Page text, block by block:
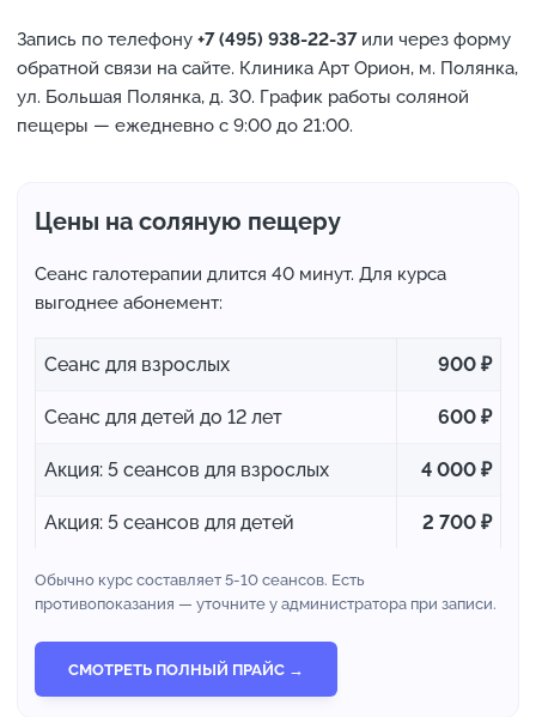
Запись по телефону +7 (495) 938-22-37или через форму
обратной связи на сайте. Клиника Арт Орион, м. Полянка,
ул. Большая Полянка, д. 30. График работы соляной
пещеры — ежедневно с 9:00 до 21:00.
Цены на соляную пещеру
Сеанс галотерапии длится 40 минут. Для курса
выгоднее абонемент:
Сеанс для взрослых 900 ₽
Сеанс для детей до 12 лет 600 ₽
Акция: 5 сеансов для взрослых 4 000 ₽
Акция: 5 сеансов для детей 2 700 ₽
Обычно курс составляет 5-10 сеансов. Есть
противопоказания — уточните у администратора при записи.
СМОТРЕТЬ ПОЛНЫЙ ПРАЙС →